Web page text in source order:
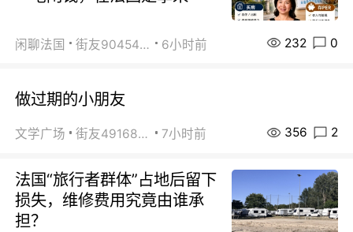
闲聊法国 街友90454511 6小时前 232 0
做过期的小朋友
文学广场 街友49168527 7小时前 356 2
法国“旅行者群体”占地后留下
损失，维修费用究竟由谁承
担？